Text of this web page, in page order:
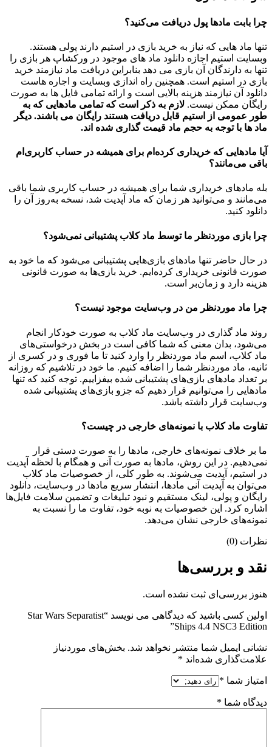
چرا بابت مادها پول دریافت می‌کنید؟
تنها ماد هایی که نیاز به خرید بازی در استیم دارند پولی هستند.
وبسایت استیم اجازه دانلود ماد های موجود در ورکشاپ هر بازی را
تنها به دارندگان آن بازی می دهد بنابراین دریافت ماد نیازمند خرید
بازی در استیم است. همچنین راه اندازی وبسایت و اجاره هاست
دانلود آن نیازمند هزینه بالایی است و ارائه تمامی فایل ها به صورت
رایگان ممکن نیست. لازم به ذکر است که تمامی مادهایی که به
طور عمومی از استیم قابل دریافت هستند رایگان می باشند. دیگر
ماد ها با توجه به حجم ماد قیمت گذاری شده اند.
آیا مادهایی که خریداری کرده‌ام برای همیشه در حساب‌ کاربری‌ام
باقی می‌مانند؟
بله مادهای خریداری شما برای همیشه در حساب کاربری شما باقی
می‌مانند و می‌توانید هر زمان که ماد آپدیت شد، نسخه به‌روز آن را
دانلود کنید.
چرا بازی موردنظر ما توسط ماد کلاب پشتیبانی نمی‌شود؟
در حال حاضر تنها مادهای بازی‌هایی پشتیبانی می‌شود که ما خود به
صورت قانونی خریداری کرده‌ایم. خرید بازی‌ها به صورت قانونی
هزینه دارد و زمان‌بر است.
چرا ماد موردنظر من در وب‌سایت موجود نیست؟
روند ماد گذاری در وب‌سایت ماد کلاب به صورت خودکار انجام
می‌شود، بدان معنی که شما کافی است در بخش درخواستی‌های
ماد کلاب، اسم ماد موردنظر را وارد کنید تا ما فوری و در کسری از
ثانیه، ماد موردنظر شما را اضافه کنیم. ما خود در تلاشیم که روزانه
بر تعداد مادهای بازی‌های پشتیبانی شده بیفزاییم. توجه کنید که تنها
مادهایی را می‌توانیم قرار دهیم که جزو بازی‌های پشتیبانی شده
وب‌سایت قرار داشته باشد.
تفاوت ماد کلاب با نمونه‌های خارجی در چیست؟
ما بر خلاف نمونه‌های خارجی، مادها را به صورت دستی قرار
نمی‌دهیم. در این روش، مادها به صورت آنی و همگام با لحظه آپدیت
در استیم، آپدیت می‌شوند. به طور کلی، از خصوصیات ماد کلاب
می‌‌توان به آپدیت آنی مادها، انتشار سریع مادها در وب‌سایت، دانلود
رایگان و پولی، لینک مستقیم و نبود تبلیغات و تضمین سلامت فایل‌ها
اشاره کرد. این خصوصیات به نوبه خود، تفاوت ما را نسبت به
نمونه‌های خارجی نشان می‌دهد.
نظرات (0)
نقد و بررسی‌ها
هنوز بررسی‌ای ثبت نشده است.
اولین کسی باشید که دیدگاهی می نویسد “Star Wars Separatist
Ships 4.4 NSC3 Edition”
نشانی ایمیل شما منتشر نخواهد شد. بخش‌های موردنیاز
علامت‌گذاری شده‌اند *
امتیاز شما *
دیدگاه شما *